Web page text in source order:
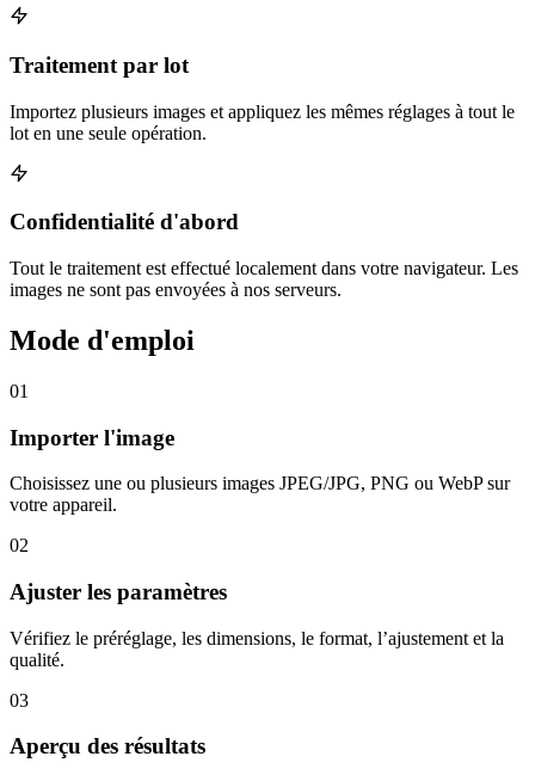
Traitement par lot
Importez plusieurs images et appliquez les mêmes réglages à tout le
lot en une seule opération.
Confidentialité d'abord
Tout le traitement est effectué localement dans votre navigateur. Les
images ne sont pas envoyées à nos serveurs.
Mode d'emploi
01
Importer l'image
Choisissez une ou plusieurs images JPEG/JPG, PNG ou WebP sur
votre appareil.
02
Ajuster les paramètres
Vérifiez le préréglage, les dimensions, le format, l’ajustement et la
qualité.
03
Aperçu des résultats